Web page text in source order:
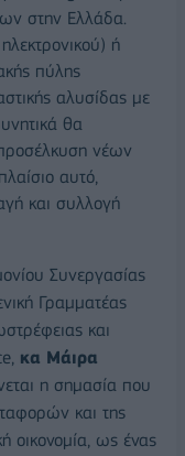
στην Ελλάδα.
ή
πύλης
αλυσίδας με
θα
νέων
αυτό,
και συλλογή
Συνεργασίας
Γραμματέας
και
κα Μάιρα
η σημασία που
και της
οικονομία, ως ένας